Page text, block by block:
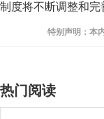
制度将不断调整和完
特别声明：本
热门阅读